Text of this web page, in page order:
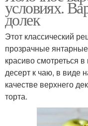
условиях.
долек
Этот классический
прозрачные
красиво смотреться
десерт к чаю, в виде
качестве верхнего
торта.